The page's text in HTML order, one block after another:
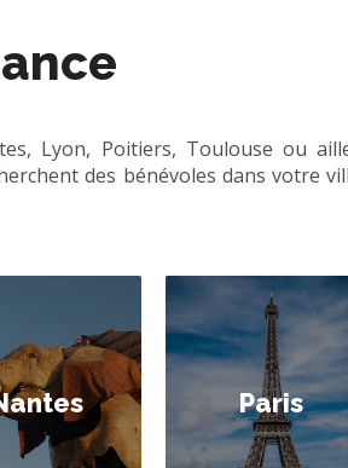
Lyon, Poitiers, Toulouse ou
des bénévoles dans votre
Paris